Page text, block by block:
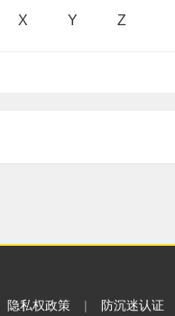
X Y Z
隐私权政策 | 防沉迷认证